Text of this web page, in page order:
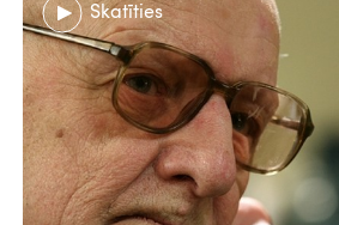
Skatīties